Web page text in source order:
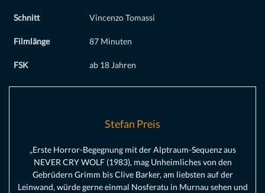
Schnitt Vincenzo Tomassi
Filmlänge 87 Minuten
FSK ab 18 Jahren
Stefan Preis
„Erste Horror-Begegnung mit der Alptraum-Sequenz aus
NEVER CRY WOLF (1983), mag Unheimliches von den
Gebrüdern Grimm bis Clive Barker, am liebsten auf der
Leinwand, würde gerne einmal Nosferatu in Murnau sehen und